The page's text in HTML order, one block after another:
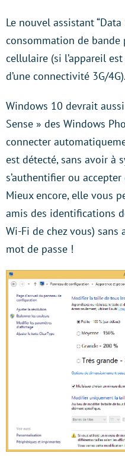
Le nouvel assistant “Data
consommation de bande
cellulaire (si l’appareil
d’une connectivité 3G/4G).
Windows 10 devrait
Sense » des Windows
connecter
est détecté, sans avoir à
s’authentifier ou
Mieux encore, elle vous
amis des identifications
Wi-Fi de chez vous)
mot de passe !